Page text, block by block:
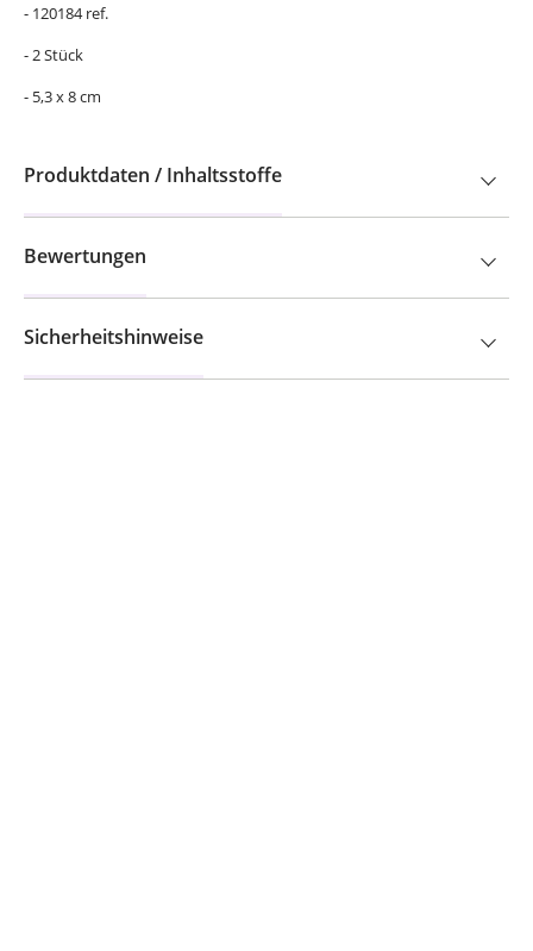
- 120184 ref.
- 2 Stück
- 5,3 x 8 cm
Produktdaten / Inhaltsstoffe
Bewertungen
Sicherheitshinweise